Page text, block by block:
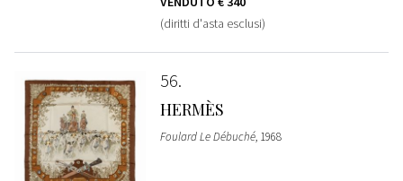
(diritti d'asta esclusi)
56
HERMÈS
Foulard Le Débuché, 1968